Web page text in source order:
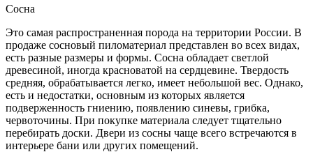
Сосна
Это самая распространенная порода на территории России. В
продаже сосновый пиломатериал представлен во всех видах,
есть разные размеры и формы. Сосна обладает светлой
древесиной, иногда красноватой на сердцевине. Твердость
средняя, обрабатывается легко, имеет небольшой вес. Однако,
есть и недостатки, основным из которых является
подверженность гниению, появлению синевы, грибка,
червоточины. При покупке материала следует тщательно
перебирать доски. Двери из сосны чаще всего встречаются в
интерьере бани или других помещений.